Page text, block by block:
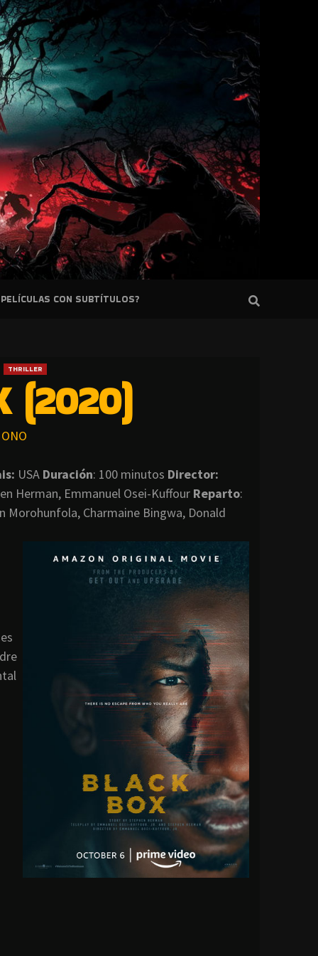
PELÍCULAS CON SUBTÍTULOS?
THRILLER
(2020)
USA Duración: 100 minutos Director:
Herman, Emmanuel Osei-Kuffour Reparto:
Morohunfola, Charmaine Bingwa, Donald